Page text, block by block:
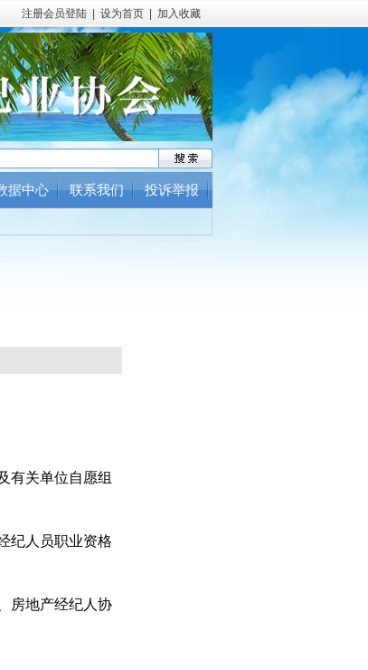
注册会员登陆 设为首页 加入收藏
据中心 联系我们 投诉举报
有关单位自愿组
纪人员职业资格
房地产经纪人协